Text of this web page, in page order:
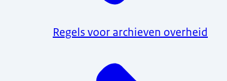
Regels voor archieven overheid